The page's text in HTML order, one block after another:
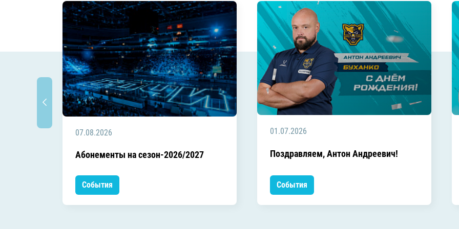
07.08.2026
Абонементы на сезон-2026/2027
События
01.07.2026
Поздравляем, Антон Андреевич!
События